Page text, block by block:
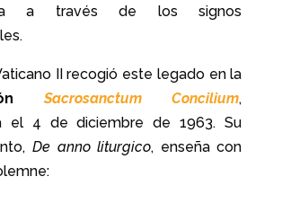
a través de los signos
II recogió este legado en la
Sacrosanctum Concilium,
el 4 de diciembre de 1963. Su
De anno liturgico, enseña con